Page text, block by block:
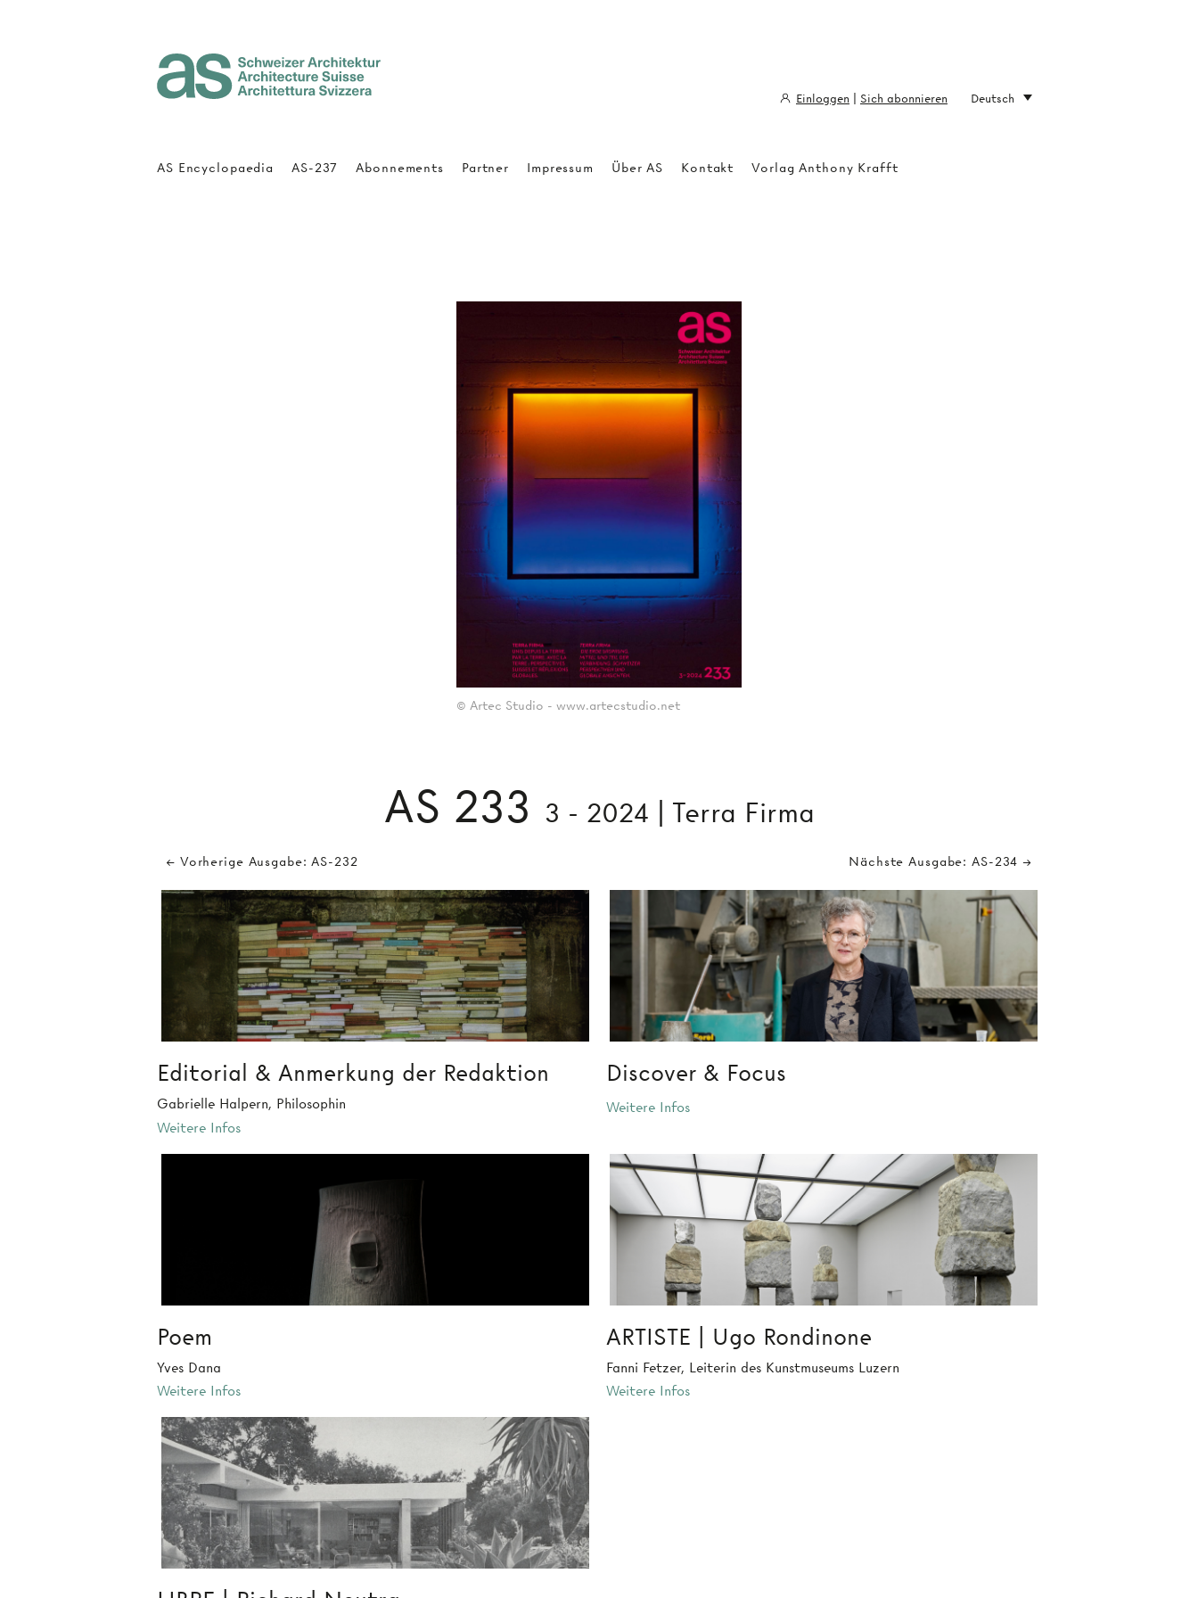
© Artec Studio - www.artecstudio.net
AS 233 3 - 2024 | Terra Firma
← Vorherige Ausgabe: AS-232 Nächste Ausgabe: AS-234 →
Editorial & Anmerkung der Redaktion
Gabrielle Halpern, Philosophin
Weitere Infos
Discover & Focus
Weitere Infos
Poem
Yves Dana
Weitere Infos
ARTISTE | Ugo Rondinone
Fanni Fetzer, Leiterin des Kunstmuseums Luzern
Weitere Infos
AS Encyclopaedia AS-237 Abonnements Partner Impressum Über AS Kontakt Vorlag Anthony Krafft
Einloggen Sich abonnieren Deutsch